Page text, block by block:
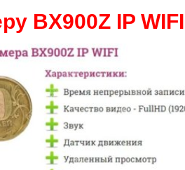
BX900Z IP